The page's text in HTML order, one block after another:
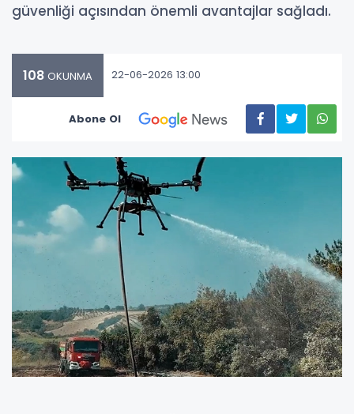
güvenliği açısından önemli avantajlar sağladı.
108 OKUNMA 22-06-2026 13:00
Abone Ol